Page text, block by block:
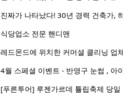
진짜가 나타났다! 30년 경력 건축가,
식당업소 전문 핸디맨
레드몬드에 위치한 커머셜 클리닝 업
4월 스페셜 이벤트 - 반영구 눈썹 , 아
[푸른투어] 루젠가르데 튤립축제 당